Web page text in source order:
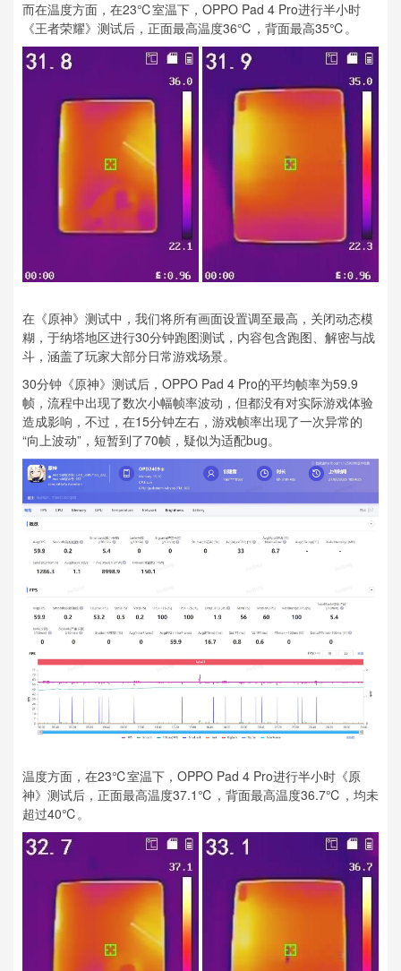
而在温度方面，在23℃室温下，OPPO Pad 4 Pro进行半小时
《王者荣耀》测试后，正面最高温度36℃，背面最高35℃。
在《原神》测试中，我们将所有画面设置调至最高，关闭动态模
糊，于纳塔地区进行30分钟跑图测试，内容包含跑图、解密与战
斗，涵盖了玩家大部分日常游戏场景。
30分钟《原神》测试后，OPPO Pad 4 Pro的平均帧率为59.9
帧，流程中出现了数次小幅帧率波动，但都没有对实际游戏体验
造成影响，不过，在15分钟左右，游戏帧率出现了一次异常的
“向上波动”，短暂到了70帧，疑似为适配bug。
温度方面，在23℃室温下，OPPO Pad 4 Pro进行半小时《原
神》测试后，正面最高温度37.1℃，背面最高温度36.7℃，均未
超过40℃。